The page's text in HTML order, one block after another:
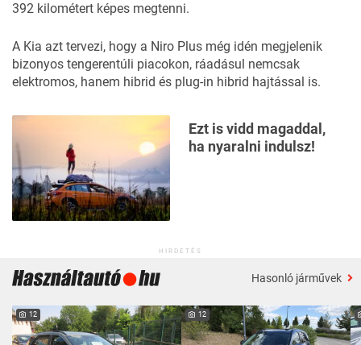
392 kilométert képes megtenni.
A Kia azt tervezi, hogy a Niro Plus még idén megjelenik
bizonyos tengerentúli piacokon, ráadásul nemcsak
elektromos, hanem hibrid és plug-in hibrid hajtással is.
Ezt is vidd magaddal,
ha nyaralni indulsz!
HIRDETÉS
Hasonló járművek
12 12